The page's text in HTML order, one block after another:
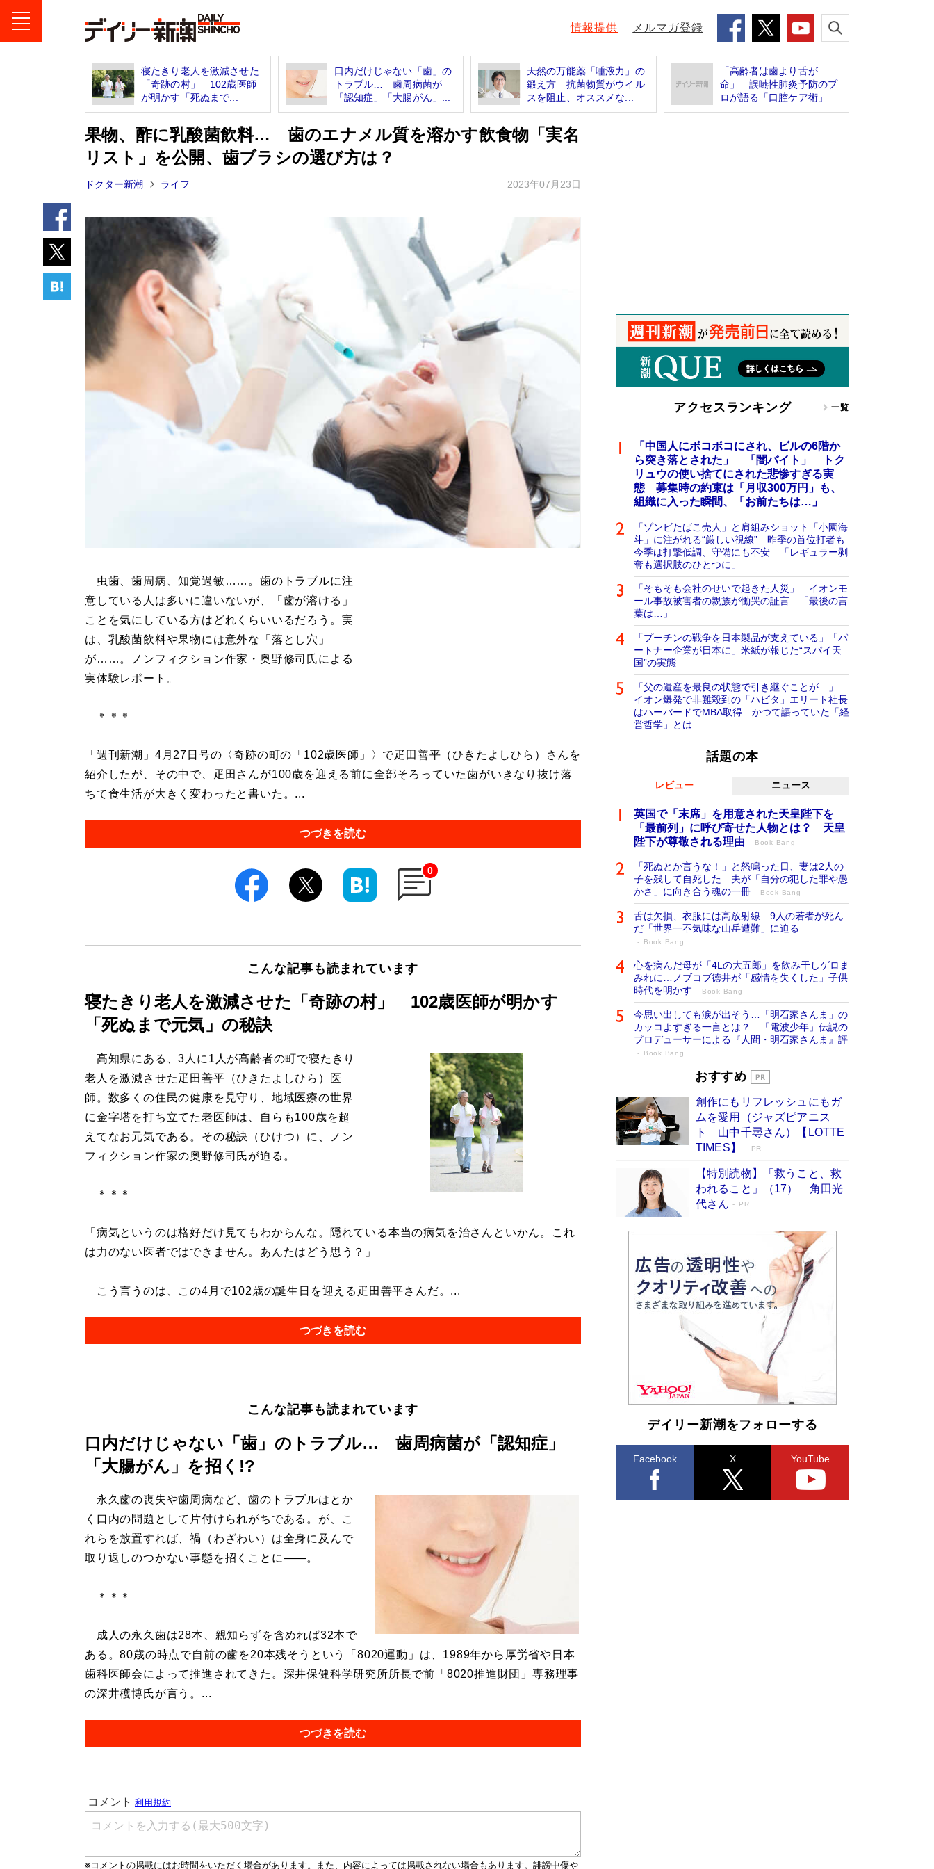
情報提供 メルマガ登録
寝たきり老人を激減させた
「奇跡の村」 102歳医師
が明かす「死ぬまで...
口内だけじゃない「歯」の
トラブル… 歯周病菌が
「認知症」「大腸がん」...
天然の万能薬「唾液力」の
鍛え方 抗菌物質がウイル
スを阻止、オススメな...
「高齢者は歯より舌が
命」 誤嚥性肺炎予防のプ
ロが語る「口腔ケア術」
果物、酢に乳酸菌飲料… 歯のエナメル質を溶かす飲食物「実名
リスト」を公開、歯ブラシの選び方は？
ドクター新潮 ライフ 2023年07月23日
虫歯、歯周病、知覚過敏……。歯のトラブルに注
意している人は多いに違いないが、「歯が溶ける」
ことを気にしている方はどれくらいいるだろう。実
は、乳酸菌飲料や果物には意外な「落とし穴」
が……。ノンフィクション作家・奥野修司氏による
実体験レポート。
＊＊＊
「週刊新潮」4月27日号の〈奇跡の町の「102歳医師」〉で疋田善平（ひきたよしひら）さんを
紹介したが、その中で、疋田さんが100歳を迎える前に全部そろっていた歯がいきなり抜け落
ちて食生活が大きく変わったと書いた。...
つづきを読む
0
こんな記事も読まれています
寝たきり老人を激減させた「奇跡の村」 102歳医師が明かす
「死ぬまで元気」の秘訣
高知県にある、3人に1人が高齢者の町で寝たきり
老人を激減させた疋田善平（ひきたよしひら）医
師。数多くの住民の健康を見守り、地域医療の世界
に金字塔を打ち立てた老医師は、自らも100歳を超
えてなお元気である。その秘訣（ひけつ）に、ノン
フィクション作家の奥野修司氏が迫る。
＊＊＊
「病気というのは格好だけ見てもわからんな。隠れている本当の病気を治さんといかん。これ
は力のない医者ではできません。あんたはどう思う？」
こう言うのは、この4月で102歳の誕生日を迎える疋田善平さんだ。...
つづきを読む
こんな記事も読まれています
口内だけじゃない「歯」のトラブル… 歯周病菌が「認知症」
「大腸がん」を招く!?
永久歯の喪失や歯周病など、歯のトラブルはとか
く口内の問題として片付けられがちである。が、こ
れらを放置すれば、禍（わざわい）は全身に及んで
取り返しのつかない事態を招くことに――。
＊＊＊
成人の永久歯は28本、親知らずを含めれば32本で
ある。80歳の時点で自前の歯を20本残そうという「8020運動」は、1989年から厚労省や日本
歯科医師会によって推進されてきた。深井保健科学研究所所長で前「8020推進財団」専務理事
の深井穫博氏が言う。...
つづきを読む
アクセスランキング 一覧
「中国人にボコボコにされ、ビルの6階か
ら突き落とされた」 「闇バイト」 トク
リュウの使い捨てにされた悲惨すぎる実
態 募集時の約束は「月収300万円」も、
組織に入った瞬間、「お前たちは…」
「ゾンビたばこ売人」と肩組みショット「小園海
斗」に注がれる“厳しい視線” 昨季の首位打者も
今季は打撃低調、守備にも不安 「レギュラー剥
奪も選択肢のひとつに」
「そもそも会社のせいで起きた人災」 イオンモ
ール事故被害者の親族が慟哭の証言 「最後の言
葉は…」
「プーチンの戦争を日本製品が支えている」「パ
ートナー企業が日本に」米紙が報じた“スパイ天
国”の実態
「父の遺産を最良の状態で引き継ぐことが…」
イオン爆発で非難殺到の「ハビタ」エリート社長
はハーバードでMBA取得 かつて語っていた「経
営哲学」とは
話題の本
レビュー ニュース
英国で「末席」を用意された天皇陛下を
「最前列」に呼び寄せた人物とは？ 天皇
陛下が尊敬される理由
Book Bang
「死ぬとか言うな！」と怒鳴った日、妻は2人の
子を残して自死した…夫が「自分の犯した罪や愚
かさ」に向き合う魂の一冊
Book Bang
舌は欠損、衣服には高放射線…9人の若者が死ん
だ「世界一不気味な山岳遭難」に迫る
Book Bang
心を病んだ母が「4Lの大五郎」を飲み干しゲロま
みれに…ノブコブ徳井が「感情を失くした」子供
時代を明かす
Book Bang
今思い出しても涙が出そう…「明石家さんま」の
カッコよすぎる一言とは？ 「電波少年」伝説の
プロデューサーによる『人間・明石家さんま』評
Book Bang
「『火垂るの墓』は、大嘘である」原作者
は描きたくない」監督が徹底的にこだわっ
たこと（後編） #戦争の記憶
Book Bang
「叱って伸びるやつは、褒めたらもっと伸びる」
俳優・高嶋政伸が家族に教わった“人を育てるコ
ツ”…芸への考え方を明かす
Book Bang
美輪明宏 晩年の回答を集めた『ほほえんで生き
るための人生相談』がランクイン［エンターテイ
メントベストセラー］
「宇宙兄弟」最終46巻がベストセラー1位 宇宙
開発への関心を押し上げた18年の物語に幕 特装
版には「宇宙で描かれたマンガ」も収録
Book Bang
友近氏、絶賛！ 鎌倉を舞台に、孤独を抱えた
人々が新たな一歩を踏み出す連作短篇集『海のほ
とりのプラネット』試し読み
Book Bang
おすすめ
創作にもリフレッシュにもガ
ムを愛用（ジャズピアニス
ト 山中千尋さん）【LOTTE
TIMES】
PR
【特別読物】「救うこと、救
われること」（17） 角田光
代さん
PR
デイリー新潮をフォローする
Facebook X YouTube